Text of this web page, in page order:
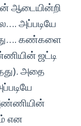
ஆடையின்றி
அப்படியே
கண்களை
ஜட்டி
அதை
என